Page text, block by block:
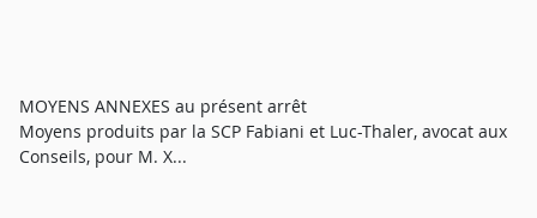
MOYENS ANNEXES au présent arrêt
Moyens produits par la SCP Fabiani et Luc-Thaler, avocat aux
Conseils, pour M. X...